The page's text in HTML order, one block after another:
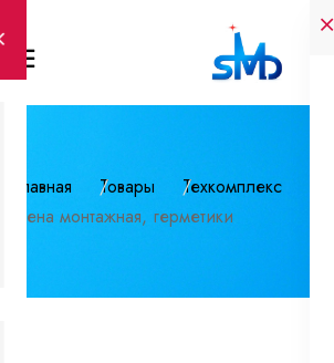
Главная Товары
Техкомплекс
Пена монтажная, герметики